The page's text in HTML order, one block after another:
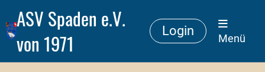
ASV Spaden e.V.
von 1971
Login
Menü